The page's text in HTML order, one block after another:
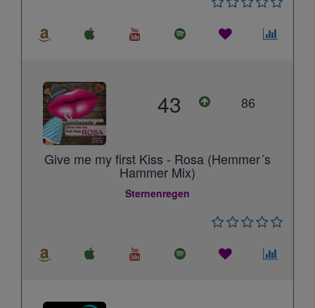
43 86
Give me my first Kiss - Rosa (Hemmer´s
Hammer Mix)
Sternenregen